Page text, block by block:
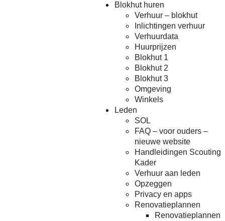
Blokhut huren
Verhuur – blokhut
Inlichtingen verhuur
Verhuurdata
Huurprijzen
Blokhut 1
Blokhut 2
Blokhut 3
Omgeving
Winkels
Leden
SOL
FAQ – voor ouders –
nieuwe website
Handleidingen Scouting
Kader
Verhuur aan leden
Opzeggen
Privacy en apps
Renovatieplannen
Renovatieplannen